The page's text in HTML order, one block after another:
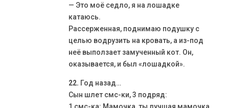
— Это моё седло, я на лошадке
катаюсь.
Рассерженная, поднимаю подушку с
целью водрузить на кровать, а из-под
неё выползает замученный кот. Он,
оказывается, и был «лошадкой».
22. Год назад…
Сын шлет смс-ки, 3 подряд: